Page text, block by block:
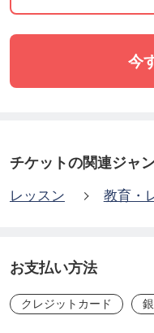
本講座はお子様も楽
参加の年齢制限はあ
※ お悩みに合わせて
初回相談のチケット
今
チケットの関連ジャ
レッスン 教育・
お支払い方法
クレジットカード